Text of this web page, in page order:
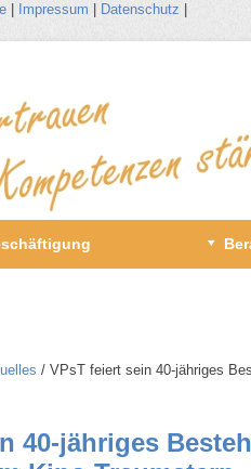
Impressum Datenschutz
/​ VPsT feiert sein 40-​jähriges
40-​jähriges